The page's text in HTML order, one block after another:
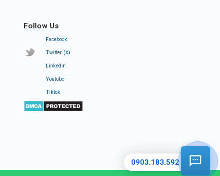
Follow Us
Facebook
Twitter (X)
Linkedin
Youtube
Tiktok
0903.183.592